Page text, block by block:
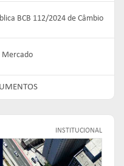
BCB 112/2024 de Câmbio
Mercado
INSTITUCIONAL